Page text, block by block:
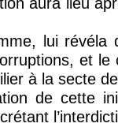
lui révéla
et
à la secte
de cette